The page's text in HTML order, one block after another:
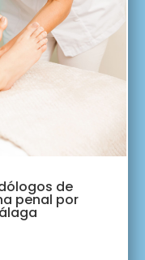
de
penal por